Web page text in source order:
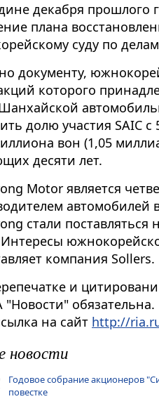
декабря прошлого
плана
суду по
документу,
которого
долю участия SAIC
вон (1,05
десяти лет.
Motor является
стали
Интересы
компания Sollers.
и
"Новости"
на сайт http://
новости
Годовое собрание акционеров
повестке